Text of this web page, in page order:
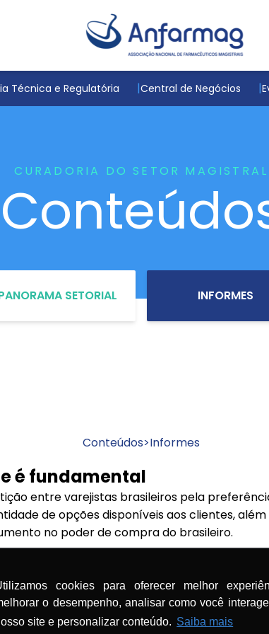
cookies para oferecer melhor
o desempenho, analisar como você
site e personalizar conteúdo. Saiba mais
Técnica e Regulatória Central de Negócios
CURADORIA DO SETOR MAGISTRAL
SETORIAL INFORMES
Conteúdos>Informes
é fundamental
entre varejistas brasileiros pela
de opções disponíveis aos clientes,
no poder de compra do brasileiro.
está mais preparado para oferecer
produtos e serviços mais aderentes às
já adota iniciativas de mapeamento